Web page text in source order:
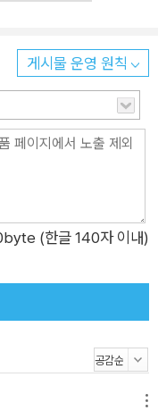
스’)가 있다. 세 번째
가 있으며 그 반대편에
상승하지만 결국 비극
사람들은 어떤 영화를
은 관객의 선택을 받은
수익’과 ‘평가’는 별개
최고의 찬사를 받은
만장자’가 되는 형식
게 하거나 마침내 비극
나 찬사를 받는 경우가
동하는 스토리는 특히 성
사랑한다. 정치,
화나 소설
게시물 운영 원칙
(한글 140자 이내)